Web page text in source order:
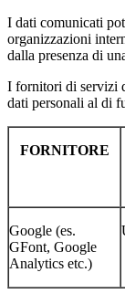
I dati comunicati
organizzazioni
dalla presenza di
I fornitori di servizi
dati personali al di
FORNITORE
Google (es.
GFont, Google
Analytics etc.)